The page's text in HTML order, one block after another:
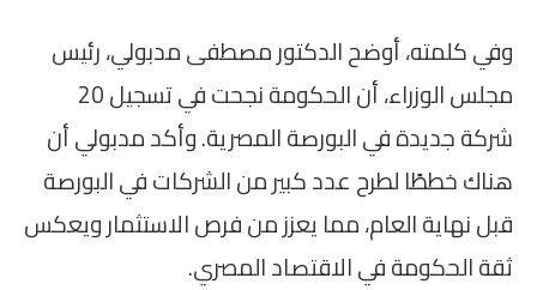
وفي كلمته، أوضح الدكتور مصطفى مدبولي، رئيس
مجلس الوزراء، أن الحكومة نجحت في تسجيل 20
شركة جديدة في البورصة المصرية. وأكد مدبولي أن
هناك خططًا لطرح عدد كبير من الشركات في البورصة
قبل نهاية العام، مما يعزز من فرص الاستثمار ويعكس
ثقة الحكومة في الاقتصاد المصري.